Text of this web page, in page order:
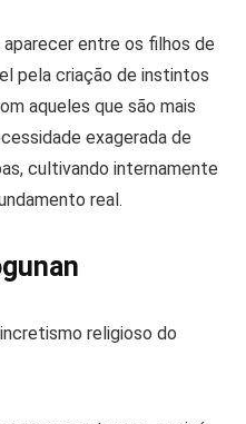
entre os filhos de
pela criação de instintos
aqueles que são mais
exagerada de
cultivando internamente
real.